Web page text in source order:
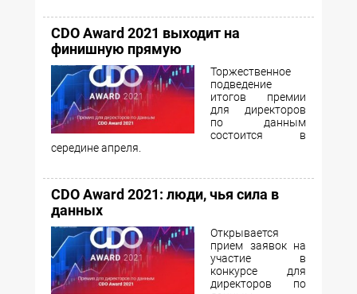
CDO Award 2021 выходит на
финишную прямую
Торжественное
подведение
итогов премии
для директоров
по данным
состоится в
середине апреля.
CDO Award 2021: люди, чья сила в
данных
Открывается
прием заявок на
участие в
конкурсе для
директоров по